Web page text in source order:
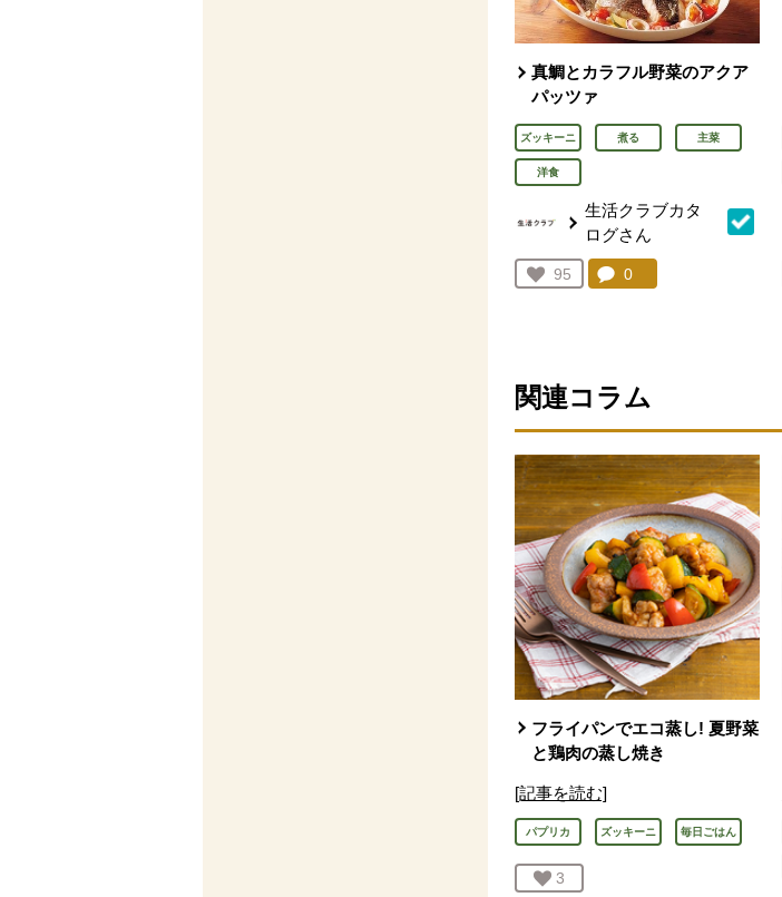
真鯛とカラフル野菜のアクア
パッツァ
ズッキーニ 煮る 主菜
洋食
生活クラブカタ
ログさん
お気に入り登録：
95
人が登録
コメント：
0
関連コラム
フライパンでエコ蒸し! 夏野菜
と鶏肉の蒸し焼き
[記事を読む]
パプリカ ズッキーニ 毎日ごはん
お気に入り登録：
3